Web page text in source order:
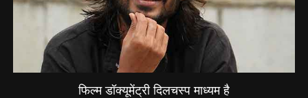
फिल्म डॉक्यूमेंट्री दिलचस्प माध्यम है